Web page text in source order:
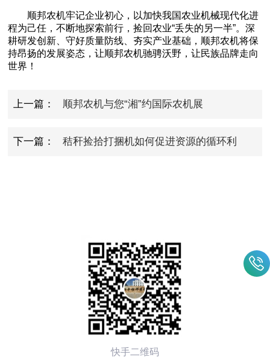
顺邦农机牢记企业初心，以加快我国农业机械现代化进
程为己任，不断地探索前行，捡回农业“丢失的另一半”。深
耕研发创新、守好质量防线、夯实产业基础，顺邦农机将保
持昂扬的发展姿态，让顺邦农机驰骋沃野，让民族品牌走向
世界！
上一篇： 顺邦农机与您“湘”约国际农机展
下一篇： 秸秆捡拾打捆机如何促进资源的循环利
快手二维码